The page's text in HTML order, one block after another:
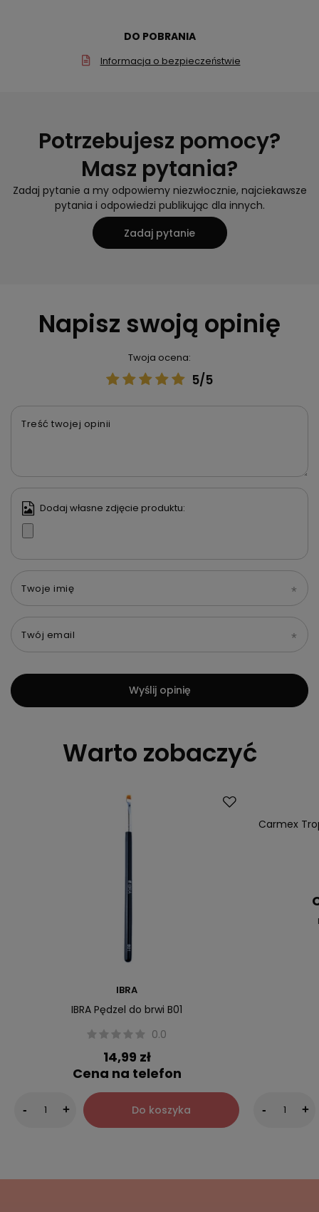
DO POBRANIA
Informacja o bezpieczeństwie
Potrzebujesz pomocy?
Masz pytania?
Zadaj pytanie a my odpowiemy niezwłocznie, najciekawsze
pytania i odpowiedzi publikując dla innych.
Zadaj pytanie
Napisz swoją opinię
Twoja ocena:
5/5
Treść twojej opinii
Dodaj własne zdjęcie produktu:
Twoje imię
Twój email
Wyślij opinię
Warto zobaczyć
IBRA
IBRA Pędzel do brwi B01
0.0
14,99 zł
Cena na telefon
- + Do koszyka
Nasz
Carmex
- +